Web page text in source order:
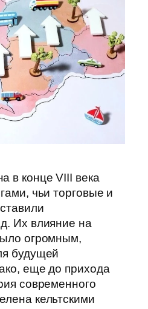
в конце VIII века
чьи торговые и
Их влияние на
огромным,
будущей
еще до прихода
современного
кельтскими